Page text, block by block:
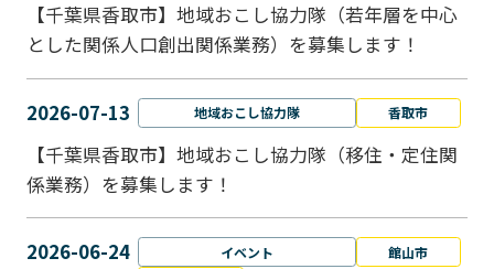
【千葉県香取市】地域おこし協力隊（若年層を中心
とした関係人口創出関係業務）を募集します！
2026-07-13 地域おこし協力隊 香取市
【千葉県香取市】地域おこし協力隊（移住・定住関
係業務）を募集します！
2026-06-24 イベント
館山市